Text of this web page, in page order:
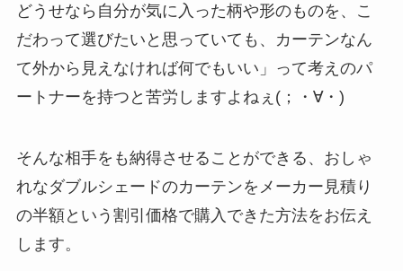
どうせなら自分が気に入った柄や形のものを、こ
だわって選びたいと思っていても、カーテンなん
て外から見えなければ何でもいい」って考えのパ
ートナーを持つと苦労しますよねぇ(；・∀・)
そんな相手をも納得させることができる、おしゃ
れなダブルシェードのカーテンをメーカー見積り
の半額という割引価格で購入できた方法をお伝え
します。